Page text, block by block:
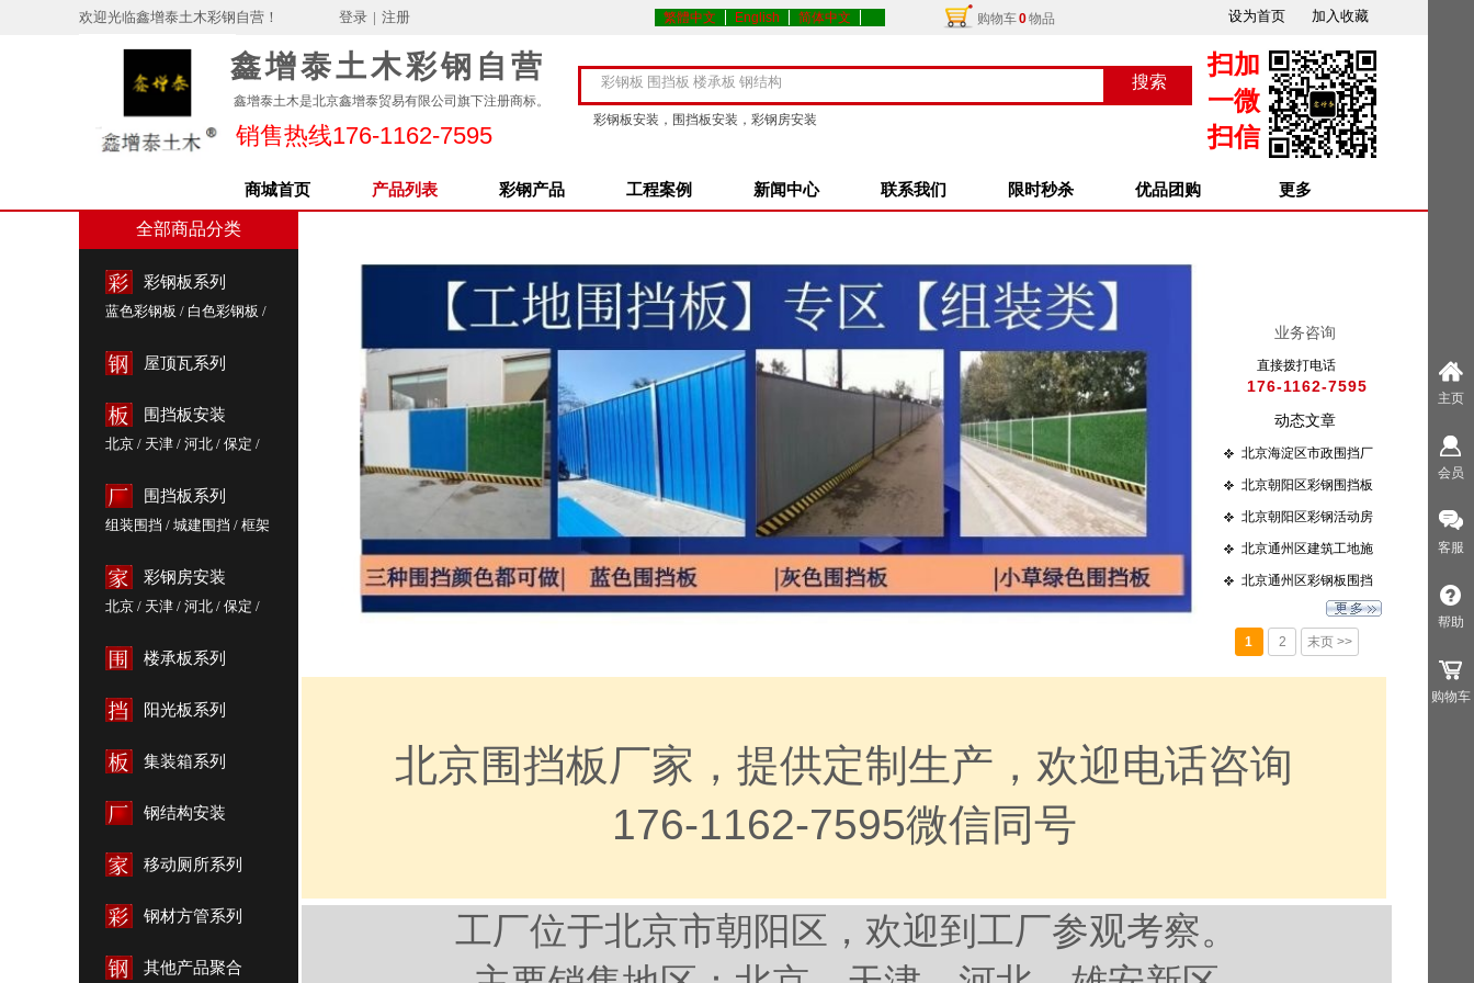
登录 | 注册 购物车0物品
欢迎光临鑫增泰土木彩钢自营！ 设为首页 加入收藏
繁體中文 English 简体中文
鑫增泰土木彩钢自营
鑫增泰土木是北京鑫增泰贸易有限公司旗下注册商标。
按钮文本
搜索
彩钢板安装，围挡板安装，彩钢房安装
销售热线176-1162-7595
扫加
一微
扫信
商城首页 产品列表 彩钢产品 工程案例 新闻中心 联系我们 限时秒杀 优品团购 更多
全部商品分类
彩钢板系列
蓝色彩钢板 / 白色彩钢板 /
城建绿彩钢 / 红色彩钢板
屋顶瓦系列
围挡板安装
北京 / 天津 / 河北 / 保定 /
围挡板系列
组装围挡 / 城建围挡 / 框架
/ 彩钢围挡彩钢房安装
北京 / 天津 / 河北 / 保定 /
楼承板系列
阳光板系列
集装箱系列
钢结构安装
移动厕所系列
钢材方管系列
其他产品聚合
业务咨询
直接拨打电话
176-1162-7595
动态文章
北京海淀区市政围挡厂
家
北京朝阳区彩钢围挡板
安
北京朝阳区彩钢活动房
安
北京通州区建筑工地施
工
北京通州区彩钢板围挡
1 2 末页 >>
北京围挡板厂家，提供定制生产，欢迎电话咨询
176-1162-7595微信同号
工厂位于北京市朝阳区，欢迎到工厂参观考察。
主页
会员
客服
帮助
购物车